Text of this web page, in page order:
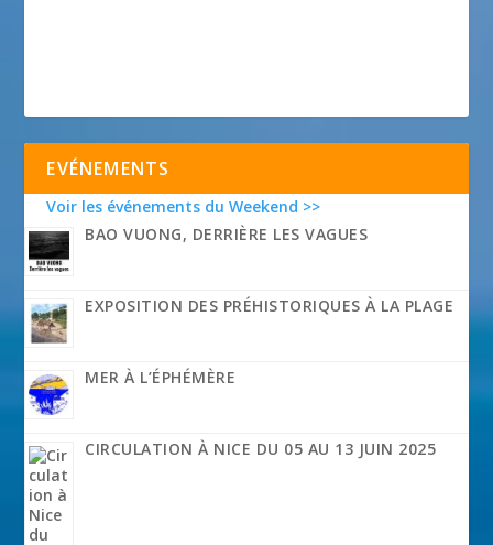
EVÉNEMENTS
Voir les événements du Weekend >>
BAO VUONG, DERRIÈRE LES VAGUES
EXPOSITION DES PRÉHISTORIQUES À LA PLAGE
MER À L’ÉPHÉMÈRE
CIRCULATION À NICE DU 05 AU 13 JUIN 2025